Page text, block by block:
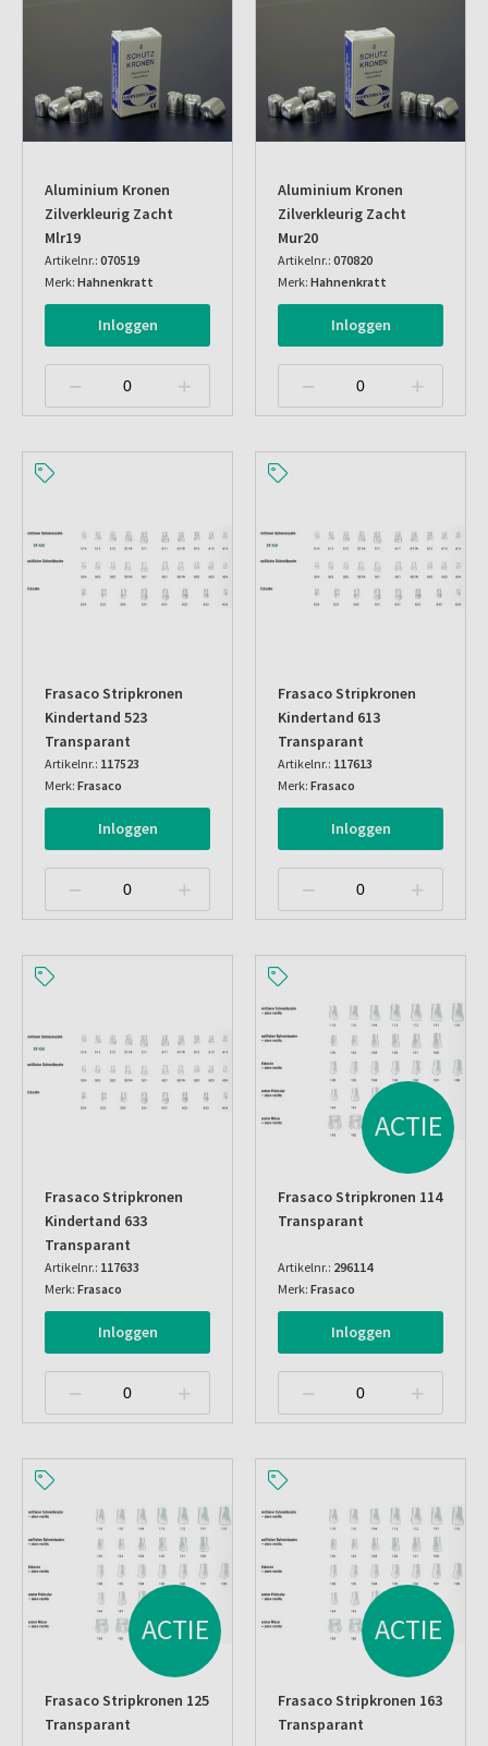
Aluminium Kronen
Zilverkleurig Zacht
Mlr19
Artikelnr.: 070519
Merk: Hahnenkratt
Inloggen
Aluminium Kronen
Zilverkleurig Zacht
Mur20
Artikelnr.: 070820
Merk: Hahnenkratt
Inloggen
Frasaco Stripkronen
Kindertand 523
Transparant
Artikelnr.: 117523
Merk: Frasaco
Inloggen
Frasaco Stripkronen
Kindertand 613
Transparant
Artikelnr.: 117613
Merk: Frasaco
Inloggen
Frasaco Stripkronen
Kindertand 633
Transparant
Artikelnr.: 117633
Merk: Frasaco
Inloggen
ACTIE
Frasaco Stripkronen 114
Transparant
Artikelnr.: 296114
Merk: Frasaco
Inloggen
ACTIE
Frasaco Stripkronen 125
Transparant
ACTIE
Frasaco Stripkronen 163
Transparant